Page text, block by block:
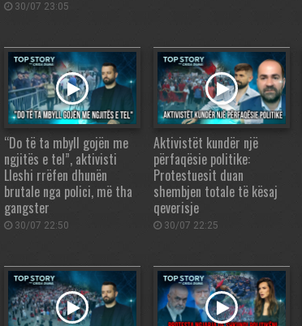
30/07 23:05
“Do të ta mbyll gojën me
ngjitës e tel”, aktivisti
Lleshi rrëfen dhunën
brutale nga polici, më tha
gangster
30/07 22:50
Aktivistët kundër një
përfaqësie politike:
Protestuesit duan
shembjen totale të kësaj
qeverisje
30/07 22:25